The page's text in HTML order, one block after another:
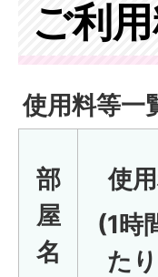
ご利
部
屋
名
使
(1時
たり
使用料等一